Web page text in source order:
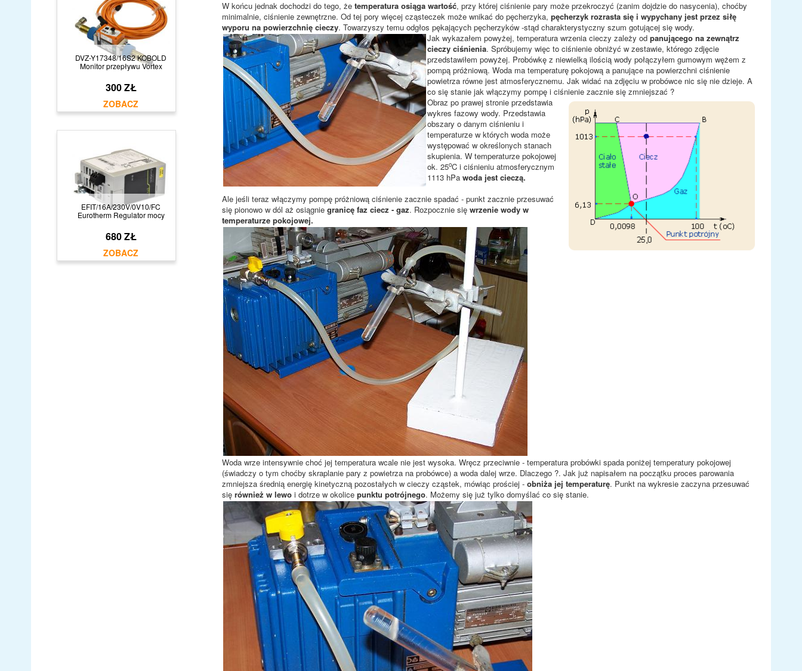
DVZ-Y17348/16S2 KOBOLD
Monitor przepływu Vortex
300 ZŁ
EFIT/16A/230V/0V10/FC
Eurotherm Regulator mocy
680 ZŁ
W końcu jednak dochodzi do tego, że temperatura osiąga wartość, przy której ciśnienie pary może przekroczyć (zanim dojdzie do nasycenia), choćby
minimalnie, ciśnienie zewnętrzne. Od tej pory więcej cząsteczek może wnikać do pęcherzyka, pęcherzyk rozrasta się i wypychany jest przez siłę
wyporu na powierzchnię cieczy. Towarzyszy temu odgłos pękających pęcherzyków -stąd charakterystyczny szum gotującej się wody.
Jak wykazałem powyżej, temperatura wrzenia cieczy zależy od panującego na zewnątrz
cieczy ciśnienia. Spróbujemy więc to ciśnienie obniżyć w zestawie, którego zdjęcie
przedstawiłem powyżej. Probówkę z niewielką ilością wody połączyłem gumowym wężem z
pompą próżniową. Woda ma temperaturę pokojową a panujące na powierzchni ciśnienie
powietrza równe jest atmosferycznemu. Jak widać na zdjęciu w probówce nic się nie dzieje. A
co się stanie jak włączymy pompę i ciśnienie zacznie się zmniejszać ?
Obraz po prawej stronie przedstawia
wykres fazowy wody. Przedstawia
obszary o danym ciśnieniu i
temperaturze w których woda może
występować w określonych stanach
skupienia. W temperaturze pokojowej
ok. 25oC i ciśnieniu atmosferycznym
1113 hPa woda jest cieczą.
Ale jeśli teraz włączymy pompę próżniową ciśnienie zacznie spadać - punkt zacznie przesuwać
się pionowo w dól aż osiągnie granicę faz ciecz - gaz. Rozpocznie się wrzenie wody w
temperaturze pokojowej.
Woda wrze intensywnie choć jej temperatura wcale nie jest wysoka. Wręcz przeciwnie - temperatura probówki spada poniżej temperatury pokojowej
(świadczy o tym choćby skraplanie pary z powietrza na probówce) a woda dalej wrze. Dlaczego ?. Jak już napisałem na początku proces parowania
zmniejsza średnią energię kinetyczną pozostałych w cieczy cząstek, mówiąc prościej - obniża jej temperaturę. Punkt na wykresie zaczyna przesuwać
się również w lewo i dotrze w okolice punktu potrójnego. Możemy się już tylko domyślać co się stanie.